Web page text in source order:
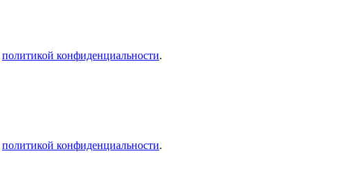
политикой конфиденциальности.
политикой конфиденциальности.